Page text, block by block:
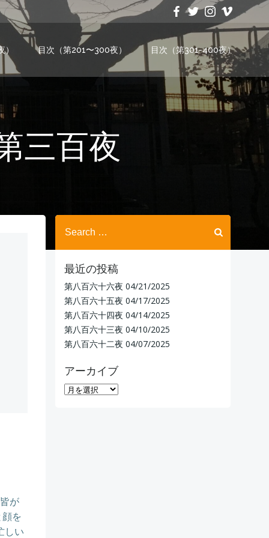
目次（第201〜300夜） 目次（第301-400夜）
三百夜
が
を
しい
Search
for:
最近の投稿
第八百六十六夜 04/21/2025
第八百六十五夜 04/17/2025
第八百六十四夜 04/14/2025
第八百六十三夜 04/10/2025
第八百六十二夜 04/07/2025
アーカイブ
ア